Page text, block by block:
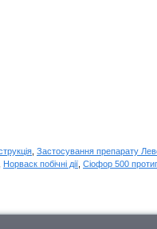
Застосування препарату
Норваск побічні дії Сіофор 500